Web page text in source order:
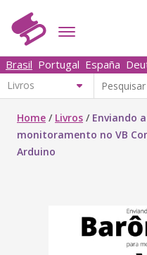
Brasil Portugal España
Home / Livros / Enviando
monitoramento no VB
Arduino